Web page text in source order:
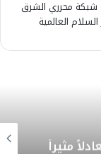
شبكة محرري الشرق
العالمية
مثيراً